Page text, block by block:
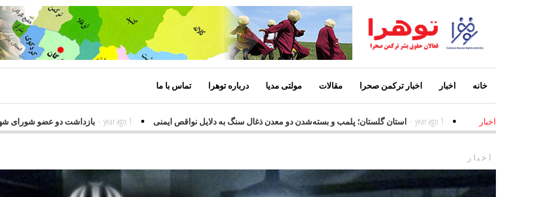
خانه اخبار اخبار ترکمن صحرا مقالات مولتی مدیا درباره توهرا تماس با ما
اخبار
عامل افزایش معلولین 1 year ago
- استان گلستان؛ پلمب و بسته‌شدن دو معدن ذغال سنگ به دلایل نواقص ایمنی 1 year ago
- بازداشت دو عضو
اخبار